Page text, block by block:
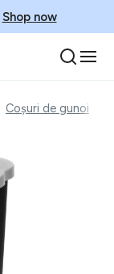
Shop now
Coșuri de gunoi